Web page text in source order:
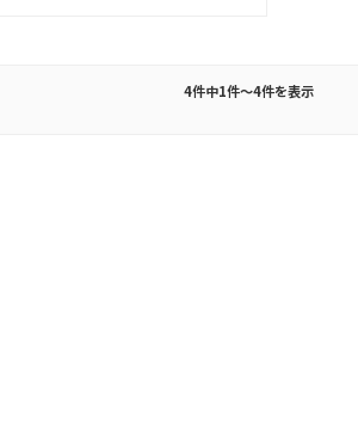
4件中1件～4件を表示